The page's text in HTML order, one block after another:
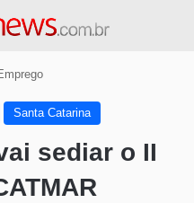
Santa Catarina
sediar o II